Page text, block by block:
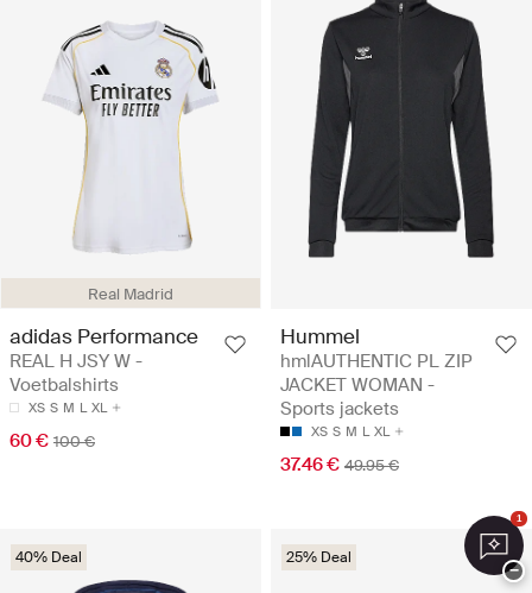
Real Madrid
adidas Performance
REAL H JSY W -
Voetbalshirts
XS S M L XL
60 € 100 €
Hummel
hmlAUTHENTIC PL ZIP
JACKET WOMAN -
Sports jackets
XS S M L XL
37.46 € 49.95 €
40% Deal 25% Deal
1
−